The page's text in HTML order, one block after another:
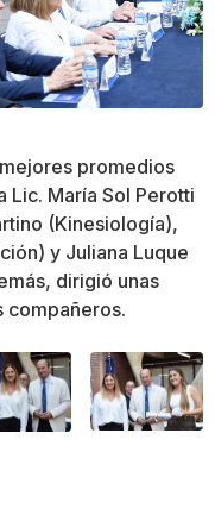
promedios
María Sol Perotti
(Kinesiología),
y Juliana Luque
dirigió unas
compañeros.